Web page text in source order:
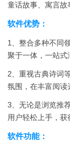
童话故事、寓言故
软件优势：
1、整合多种不同
聚于一体，一站式
2、重视古典诗词
氛围，在丰富阅读
3、无论是浏览推
用户轻松上手，获
软件功能：